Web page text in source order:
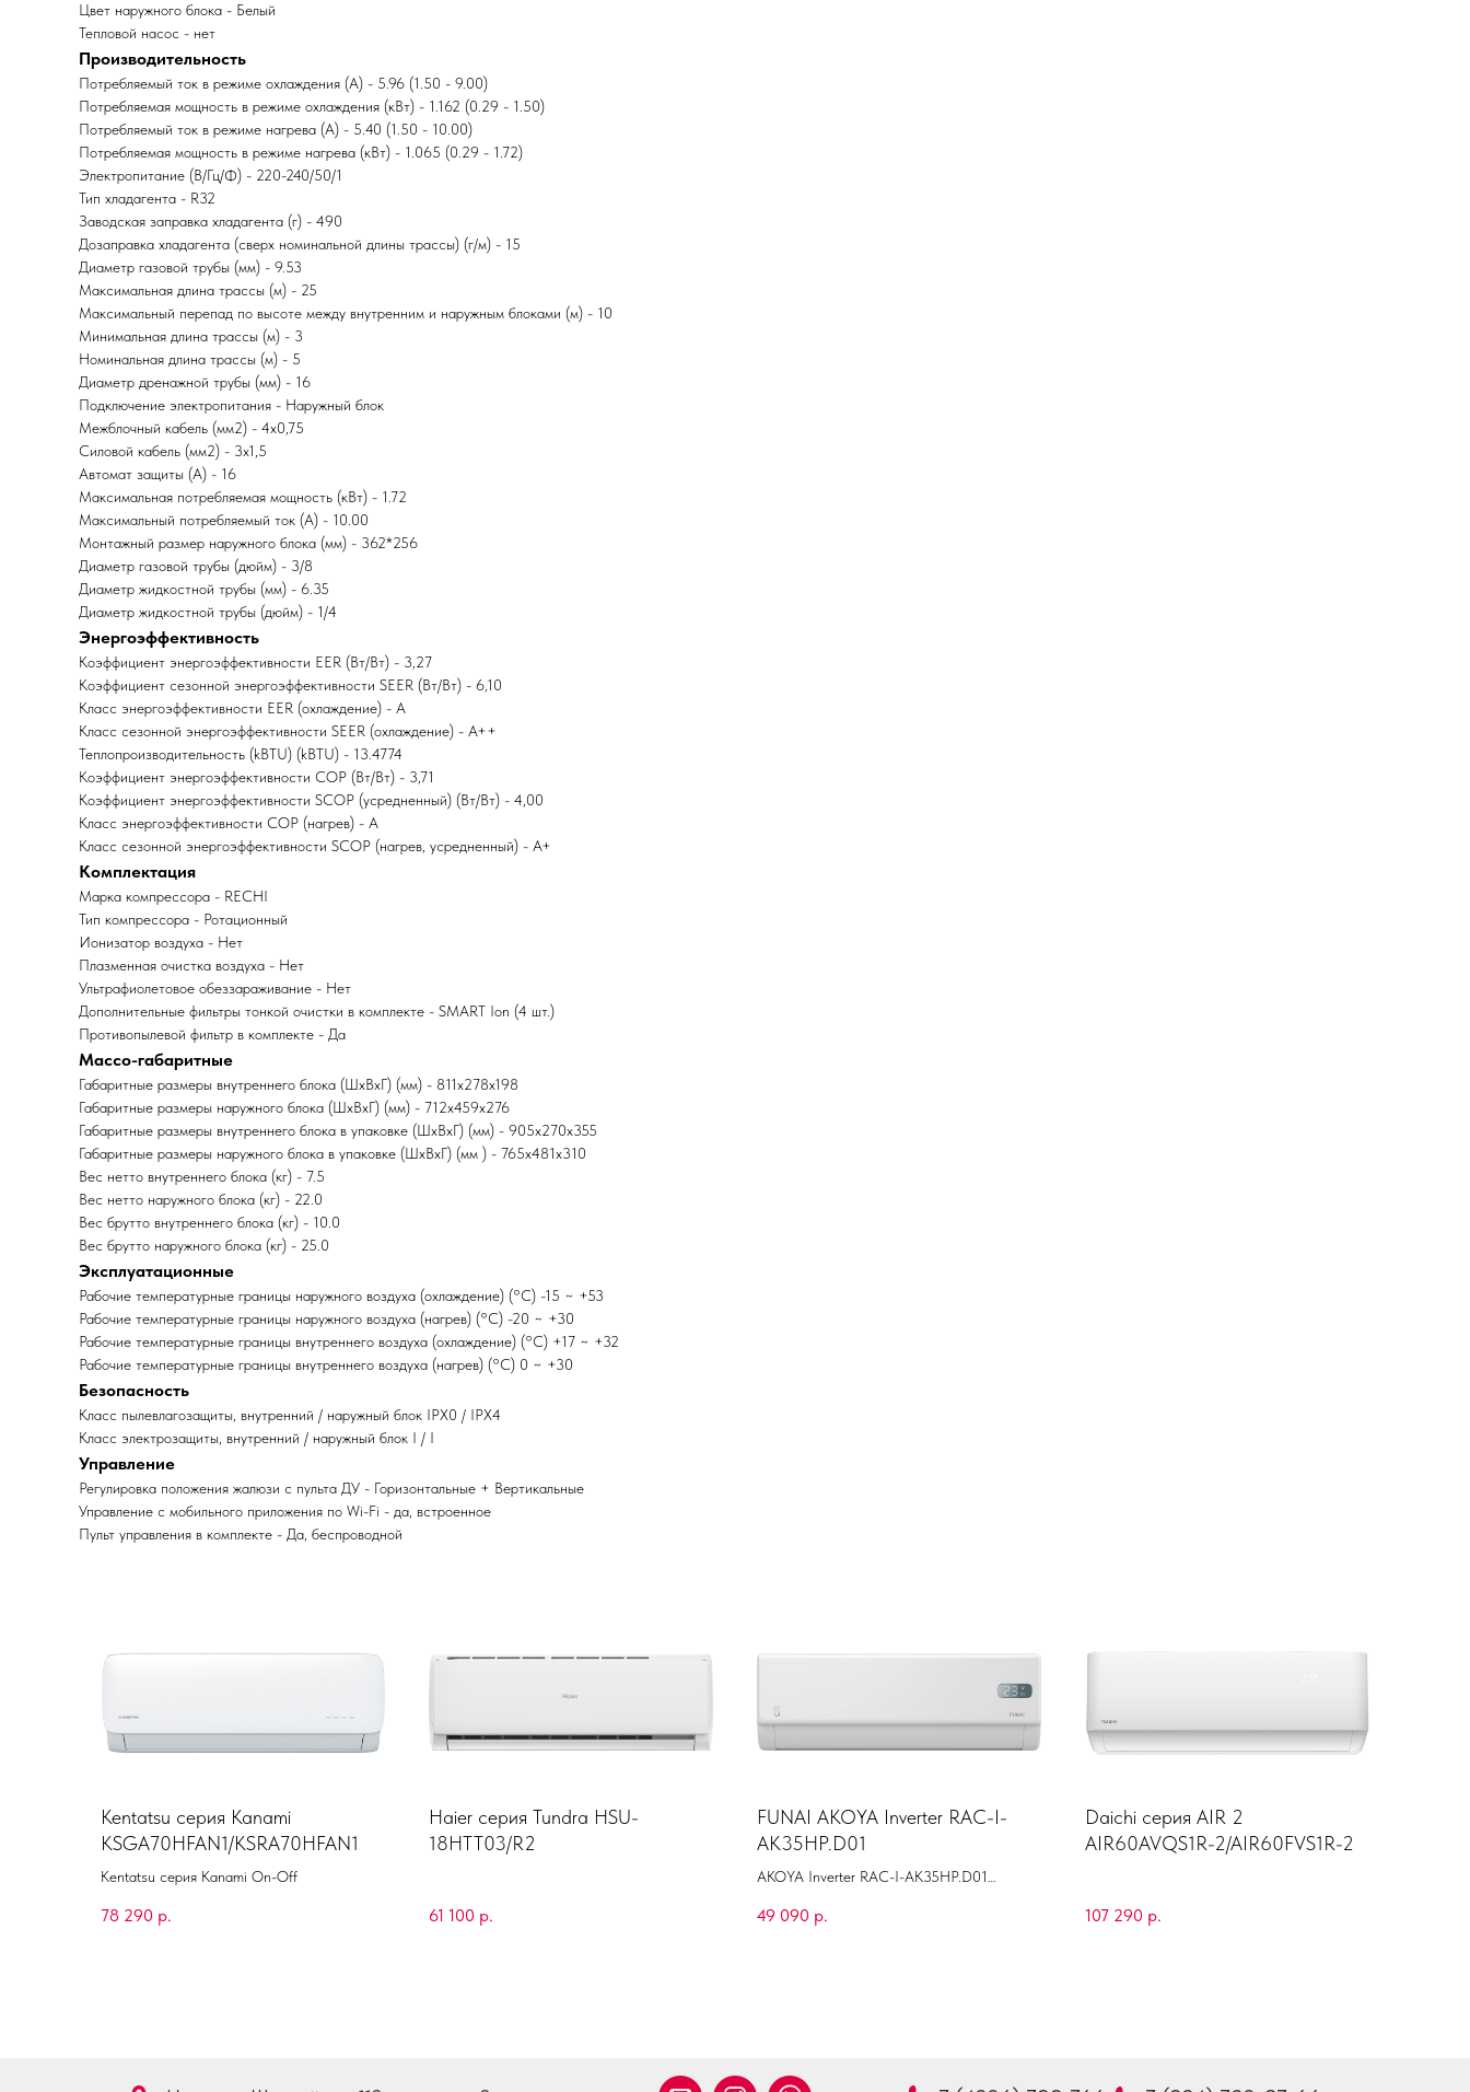
Цвет наружного блока - Белый
Тепловой насос - нет
Производительность
Потребляемый ток в режиме охлаждения (А) - 5.96 (1.50 - 9.00)
Потребляемая мощность в режиме охлаждения (кВт) - 1.162 (0.29 - 1.50)
Потребляемый ток в режиме нагрева (А) - 5.40 (1.50 - 10.00)
Потребляемая мощность в режиме нагрева (кВт) - 1.065 (0.29 - 1.72)
Электропитание (В/Гц/Ф) - 220-240/50/1
Тип хладагента - R32
Заводская заправка хладагента (г) - 490
Дозаправка хладагента (сверх номинальной длины трассы) (г/м) - 15
Диаметр газовой трубы (мм) - 9.53
Максимальная длина трассы (м) - 25
Максимальный перепад по высоте между внутренним и наружным блоками (м) - 10
Минимальная длина трассы (м) - 3
Номинальная длина трассы (м) - 5
Диаметр дренажной трубы (мм) - 16
Подключение электропитания - Наружный блок
Межблочный кабель (мм2) - 4x0,75
Силовой кабель (мм2) - 3x1,5
Автомат защиты (А) - 16
Максимальная потребляемая мощность (кВт) - 1.72
Максимальный потребляемый ток (А) - 10.00
Монтажный размер наружного блока (мм) - 362*256
Диаметр газовой трубы (дюйм) - 3/8
Диаметр жидкостной трубы (мм) - 6.35
Диаметр жидкостной трубы (дюйм) - 1/4
Энергоэффективность
Коэффициент энергоэффективности EER (Вт/Вт) - 3,27
Коэффициент сезонной энергоэффективности SEER (Вт/Вт) - 6,10
Класс энергоэффективности EER (охлаждение) - A
Класс сезонной энергоэффективности SEER (охлаждение) - A++
Теплопроизводительность (kBTU) (kBTU) - 13.4774
Коэффициент энергоэффективности COP (Вт/Вт) - 3,71
Коэффициент энергоэффективности SCOP (усредненный) (Вт/Вт) - 4,00
Класс энергоэффективности COP (нагрев) - A
Класс сезонной энергоэффективности SCOP (нагрев, усредненный) - A+
Комплектация
Марка компрессора - RECHI
Тип компрессора - Ротационный
Ионизатор воздуха - Нет
Плазменная очистка воздуха - Нет
Ультрафиолетовое обеззараживание - Нет
Дополнительные фильтры тонкой очистки в комплекте - SMART Ion (4 шт.)
Противопылевой фильтр в комплекте - Да
Массо-габаритные
Габаритные размеры внутреннего блока (ШxВxГ) (мм) - 811x278x198
Габаритные размеры наружного блока (ШxВxГ) (мм) - 712x459x276
Габаритные размеры внутреннего блока в упаковке (ШxВxГ) (мм) - 905x270x355
Габаритные размеры наружного блока в упаковке (ШxВxГ) (мм ) - 765x481x310
Вес нетто внутреннего блока (кг) - 7.5
Вес нетто наружного блока (кг) - 22.0
Вес брутто внутреннего блока (кг) - 10.0
Вес брутто наружного блока (кг) - 25.0
Эксплуатационные
Рабочие температурные границы наружного воздуха (охлаждение) (°C) -15 ~ +53
Рабочие температурные границы наружного воздуха (нагрев) (°C) -20 ~ +30
Рабочие температурные границы внутреннего воздуха (охлаждение) (°C) +17 ~ +32
Рабочие температурные границы внутреннего воздуха (нагрев) (°C) 0 ~ +30
Безопасность
Класс пылевлагозащиты, внутренний / наружный блок IPX0 / IPX4
Класс электрозащиты, внутренний / наружный блок I / I
Управление
Регулировка положения жалюзи с пульта ДУ - Горизонтальные + Вертикальные
Управление c мобильного приложения по Wi-Fi - да, встроенное
Пульт управления в комплекте - Да, беспроводной
Kentatsu серия Kanami
KSGA70HFAN1/KSRA70HFAN1
Kentatsu серия Kanami On-Off
78 290 р.
Haier серия Tundra HSU-
18HTT03/R2
61 100 р.
FUNAI AKOYA Inverter RAC-I-
AK35HP.D01
AKOYA Inverter RAC-I-AK35HP.D01
49 090 р.
Daichi серия AIR 2
AIR60AVQS1R-2/AIR60FVS1R-2
107 290 р.